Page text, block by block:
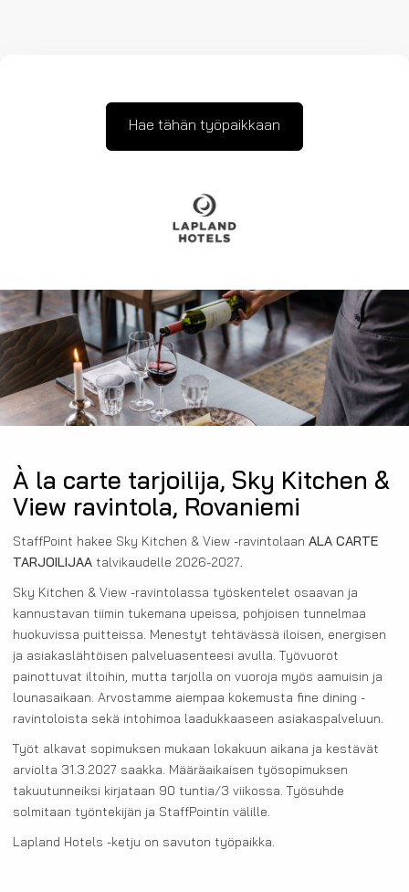
Hae tähän työpaikkaan
À la carte tarjoilija, Sky Kitchen &
View ravintola, Rovaniemi
StaffPoint hakee Sky Kitchen & View -ravintolaan ALA CARTE
TARJOILIJAA talvikaudelle 2026-2027.
Sky Kitchen & View -ravintolassa työskentelet osaavan ja
kannustavan tiimin tukemana upeissa, pohjoisen tunnelmaa
huokuvissa puitteissa. Menestyt tehtävässä iloisen, energisen
ja asiakaslähtöisen palveluasenteesi avulla. Työvuorot
painottuvat iltoihin, mutta tarjolla on vuoroja myös aamuisin ja
lounasaikaan. Arvostamme aiempaa kokemusta fine dining -
ravintoloista sekä intohimoa laadukkaaseen asiakaspalveluun.
Työt alkavat sopimuksen mukaan lokakuun aikana ja kestävät
arviolta 31.3.2027 saakka. Määräaikaisen työsopimuksen
takuutunneiksi kirjataan 90 tuntia/3 viikossa. Työsuhde
solmitaan työntekijän ja StaffPointin välille.
Lapland Hotels -ketju on savuton työpaikka.